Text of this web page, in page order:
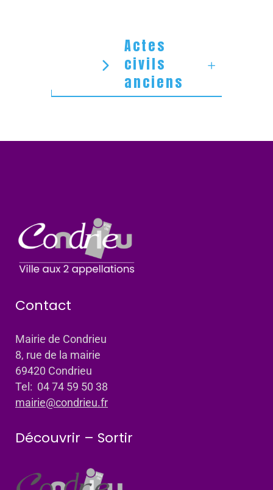
Actes
civils
anciens
Contact
Mairie de Condrieu
8, rue de la mairie
69420 Condrieu
Tel: 04 74 59 50 38
mairie@condrieu.fr
Découvrir – Sortir